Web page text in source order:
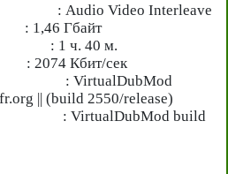
: Audio Video Interleave
Гбайт
: 1 ч. 40 м.
Кбит/сек
: VirtualDubMod
|| (build 2550/release)
: VirtualDubMod build